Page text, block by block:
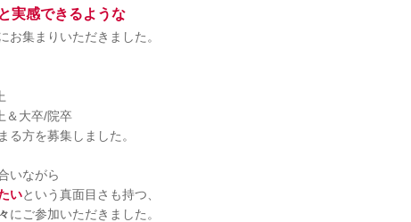
実感できるような
お集まりいただきました。
大卒/院卒
る方を募集しました。
いながら
いという真面目さも持つ、
にご参加いただきました。